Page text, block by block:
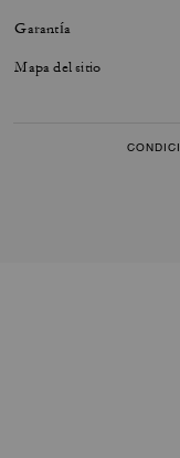
Garantía
Mapa del sitio